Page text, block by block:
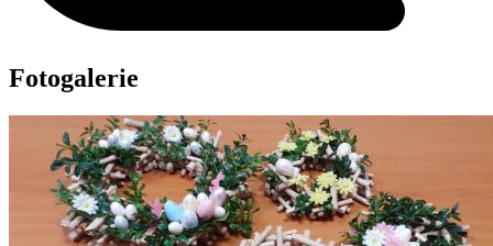
Fotogalerie